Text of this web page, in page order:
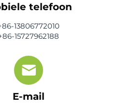
telefoon
13806772010
15727962188
E-mail